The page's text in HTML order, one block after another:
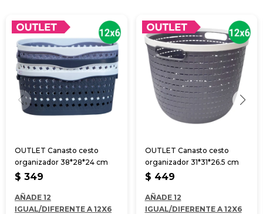
OUTLET Canasto cesto
organizador 38*28*24 cm
$ 349
AÑADE 12
IGUAL/DIFERENTE A 12X6
OUTLET Canasto cesto
organizador 31*31*26.5 cm
$ 449
AÑADE 12
IGUAL/DIFERENTE A 12X6